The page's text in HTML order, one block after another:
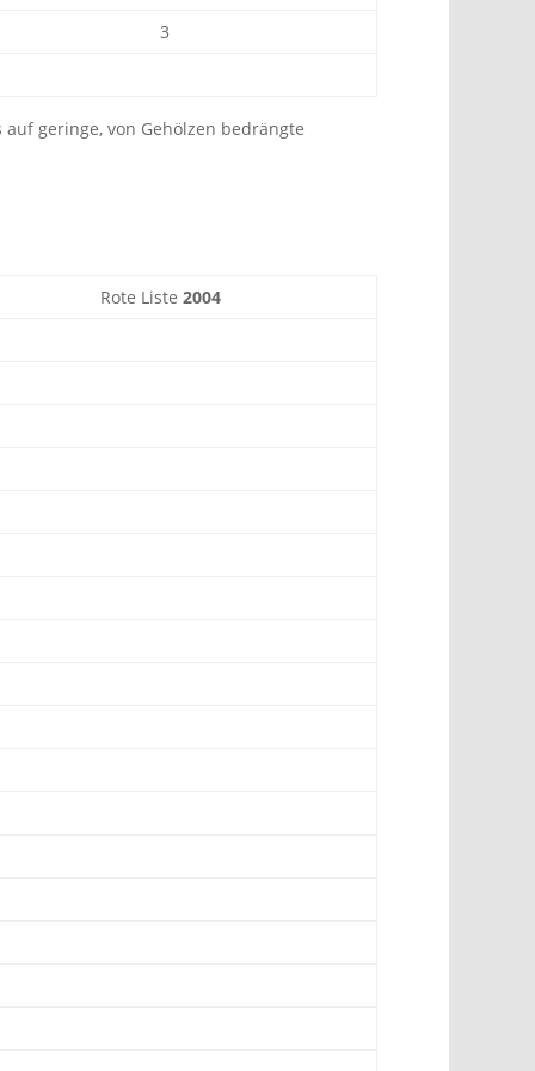
3
geringe, von Gehölzen bedrängte
Rote Liste 2004